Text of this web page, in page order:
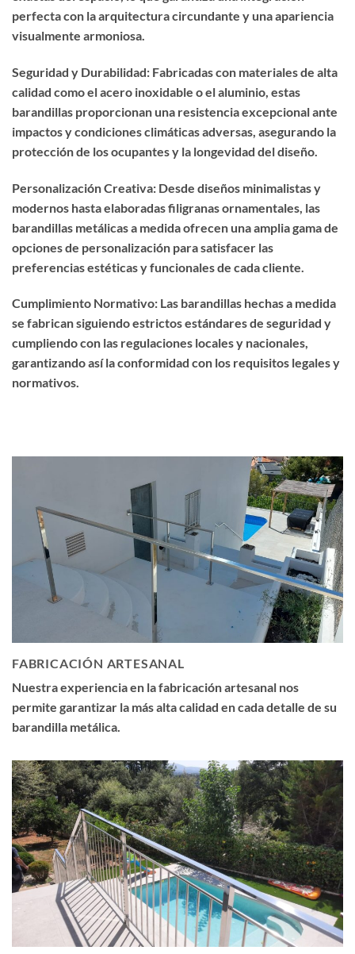
perfecta con la arquitectura circundante y una apariencia
visualmente armoniosa.
Seguridad y Durabilidad: Fabricadas con materiales de alta
calidad como el acero inoxidable o el aluminio, estas
barandillas proporcionan una resistencia excepcional ante
impactos y condiciones climáticas adversas, asegurando la
protección de los ocupantes y la longevidad del diseño.
Personalización Creativa: Desde diseños minimalistas y
modernos hasta elaboradas filigranas ornamentales, las
barandillas metálicas a medida ofrecen una amplia gama de
opciones de personalización para satisfacer las
preferencias estéticas y funcionales de cada cliente.
Cumplimiento Normativo: Las barandillas hechas a medida
se fabrican siguiendo estrictos estándares de seguridad y
cumpliendo con las regulaciones locales y nacionales,
garantizando así la conformidad con los requisitos legales y
normativos.
FABRICACIÓN ARTESANAL
Nuestra experiencia en la fabricación artesanal nos
permite garantizar la más alta calidad en cada detalle de su
barandilla metálica.